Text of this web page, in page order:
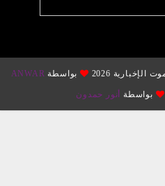
صدى حضرموت
2026 بواسطة ANWAR
عالم المدون